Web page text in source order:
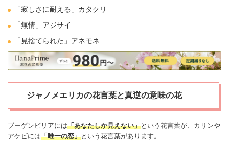
「寂しさに耐える」 カタクリ
「無情」 アジサイ
「見捨てられた」 アネモネ
ジャノメエリカの花言葉と真逆の意味の花
ブーゲンビリアには「あなたしか見えない」という花言葉が、カリンや
アケビには「唯一の恋」という花言葉があります。